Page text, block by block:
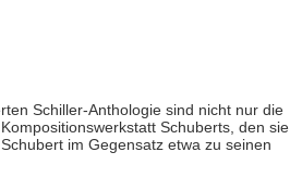
Schiller-Anthologie sind nicht nur die
Schuberts, den sie
im Gegensatz etwa zu seinen